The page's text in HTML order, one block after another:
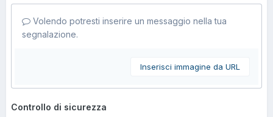
Volendo potresti inserire un messaggio nella tua
segnalazione.
Inserisci immagine da URL
Controllo di sicurezza